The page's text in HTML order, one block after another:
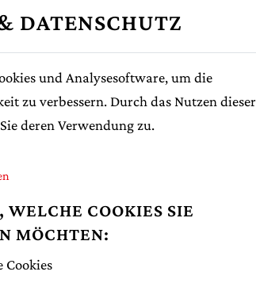
UND
Während der
schattigem
Verweilen bei
verschiedensten
April bis Mitte
DATENSCHUTZ
und Analysesoftware, um die
zu verbessern. Durch das Nutzen dieser
deren Verwendung zu.
WELCHE COOKIES SIE
MÖCHTEN:
Cookies